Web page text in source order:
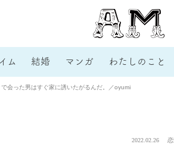
ム 結婚 マンガ わたしのこと
会った男はすぐ家に誘いたがるんだ。／oyumi
2022.02.26